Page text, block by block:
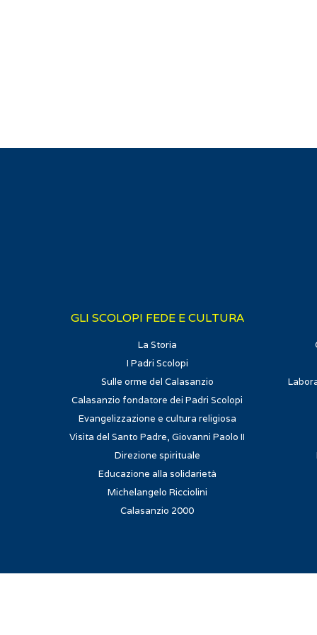
GLI SCOLOPI FEDE E CULTURA
La Storia
I Padri Scolopi
Sulle orme del Calasanzio
Calasanzio fondatore dei Padri Scolopi
Evangelizzazione e cultura religiosa
Visita del Santo Padre, Giovanni Paolo II
Direzione spirituale
Educazione alla solidarietà
Michelangelo Ricciolini
Calasanzio 2000